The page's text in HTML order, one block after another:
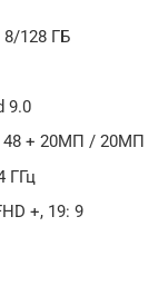
8/128 ГБ
9.0
48 + 20МП / 20МП
ГГц
+, 19: 9